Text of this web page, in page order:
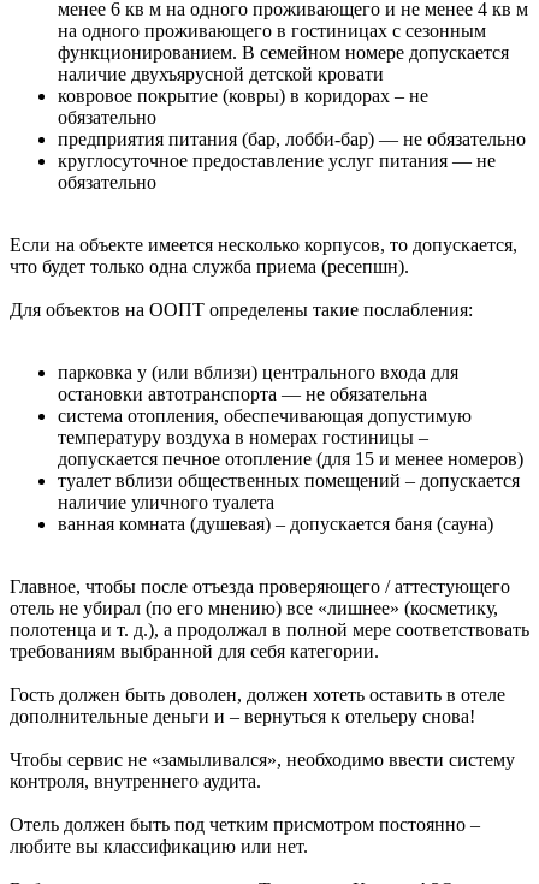
менее 6 кв м на одного проживающего и не менее 4 кв м
на одного проживающего в гостиницах с сезонным
функционированием. В семейном номере допускается
наличие двухъярусной детской кровати
ковровое покрытие (ковры) в коридорах – не
обязательно
предприятия питания (бар, лобби-бар) — не обязательно
круглосуточное предоставление услуг питания — не
обязательно
Если на объекте имеется несколько корпусов, то допускается,
что будет только одна служба приема (ресепшн).
Для объектов на ООПТ определены такие послабления:
парковка у (или вблизи) центрального входа для
остановки автотранспорта — не обязательна
система отопления, обеспечивающая допустимую
температуру воздуха в номерах гостиницы –
допускается печное отопление (для 15 и менее номеров)
туалет вблизи общественных помещений – допускается
наличие уличного туалета
ванная комната (душевая) – допускается баня (сауна)
Главное, чтобы после отъезда проверяющего / аттестующего
отель не убирал (по его мнению) все «лишнее» (косметику,
полотенца и т. д.), а продолжал в полной мере соответствовать
требованиям выбранной для себя категории.
Гость должен быть доволен, должен хотеть оставить в отеле
дополнительные деньги и – вернуться к отельеру снова!
Чтобы сервис не «замыливался», необходимо ввести систему
контроля, внутреннего аудита.
Отель должен быть под четким присмотром постоянно –
любите вы классификацию или нет.